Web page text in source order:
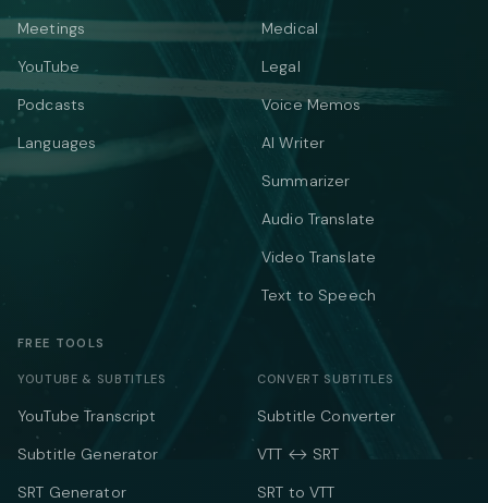
Meetings
YouTube
Podcasts
Languages
Medical
Legal
Voice Memos
AI Writer
Summarizer
Audio Translate
Video Translate
Text to Speech
FREE TOOLS
YOUTUBE & SUBTITLES
YouTube Transcript
Subtitle Generator
SRT Generator
CONVERT SUBTITLES
Subtitle Converter
VTT ↔ SRT
SRT to VTT